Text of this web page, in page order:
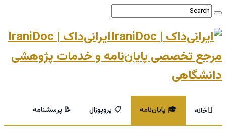
ایرانی‌داک | IraniDoc
مرجع تخصصی پایان‌نامه و خدمات پژوهشی
دانشگاهی
خانه 🎓 پایان‌نامه 📋 پروپوزال 📝 پرسشنامه